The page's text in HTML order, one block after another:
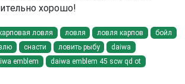
хорошо!
ловля ловля ловля карпов
бойл
снасти ловить рыбу
daiwa
emblem
daiwa emblem 45 scw qd ot